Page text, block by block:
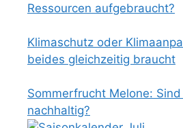
Ressourcen aufgebraucht?
Klimaschutz oder
beides gleichzeitig braucht
Sommerfrucht Melone:
nachhaltig?